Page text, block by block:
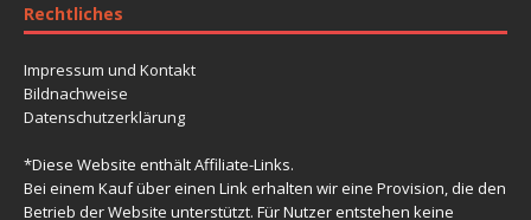
Rechtliches
Impressum und Kontakt
Bildnachweise
Datenschutzerklärung
*Diese Website enthält Affiliate-Links.
Bei einem Kauf über einen Link erhalten wir eine Provision, die den
Betrieb der Website unterstützt. Für Nutzer entstehen keine